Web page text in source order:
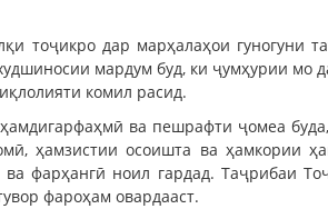
тоҷикро дар марҳалаҳои гуногуни
мардум буд, ки ҷумҳурии
комил расид.
ва пешрафти ҷомеа
ҳамзистии осоишта ва
фарҳангӣ ноил гардад. Таҷрибаи
фароҳам овардааст.